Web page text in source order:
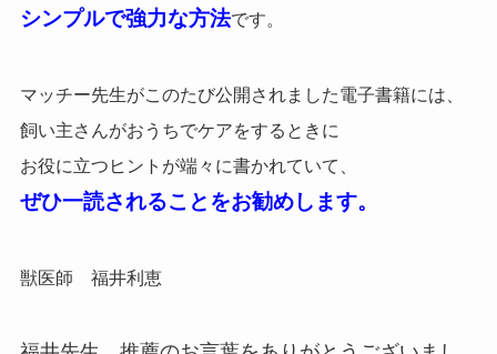
シンプルで強力な方法です。
マッチー先生がこのたび公開されました電子書籍には、
飼い主さんがおうちでケアをするときに
お役に立つヒントが端々に書かれていて、
ぜひ一読されることをお勧めします。
獣医師 福井利恵